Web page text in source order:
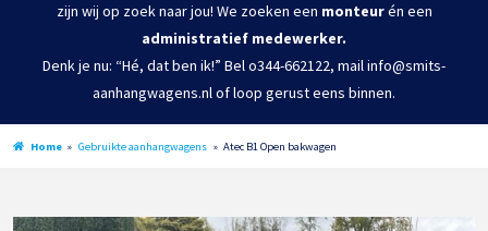
zijn wij op zoek naar jou! We zoeken een monteurén een
administratief medewerker.
Denk je nu: “Hé, dat ben ik!” Bel o344-662122, mail info@smits-
aanhangwagens.nl of loop gerust eens binnen.
Home » Gebruikte aanhangwagens » Atec B1 Open bakwagen